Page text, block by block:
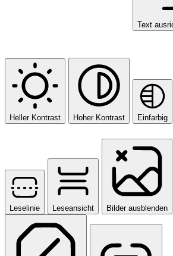
Text
Heller Kontrast Hoher Kontrast Einfarbig
Leselinie Leseansicht Bilder ausblenden